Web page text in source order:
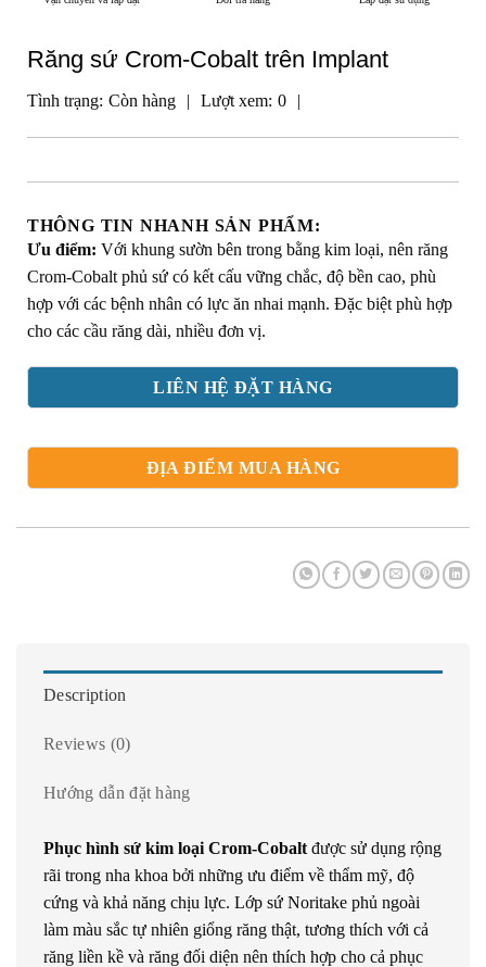
Răng sứ Crom-Cobalt trên Implant
Tình trạng: Còn hàng | Lượt xem: 0 |
THÔNG TIN NHANH SẢN PHẨM:
Ưu điểm: Với khung sườn bên trong bằng kim loại, nên răng
Crom-Cobalt phủ sứ có kết cấu vững chắc, độ bền cao, phù
hợp với các bệnh nhân có lực ăn nhai mạnh. Đặc biệt phù hợp
cho các cầu răng dài, nhiều đơn vị.
LIÊN HỆ ĐẶT HÀNG
ĐỊA ĐIỂM MUA HÀNG
Description
Reviews (0)
Hướng dẫn đặt hàng
Phục hình sứ kim loại Crom-Cobalt được sử dụng rộng
rãi trong nha khoa bởi những ưu điểm về thẩm mỹ, độ
cứng và khả năng chịu lực. Lớp sứ Noritake phủ ngoài
làm màu sắc tự nhiên giổng răng thật, tương thích với cả
răng liền kề và răng đối diện nên thích hợp cho cả phục